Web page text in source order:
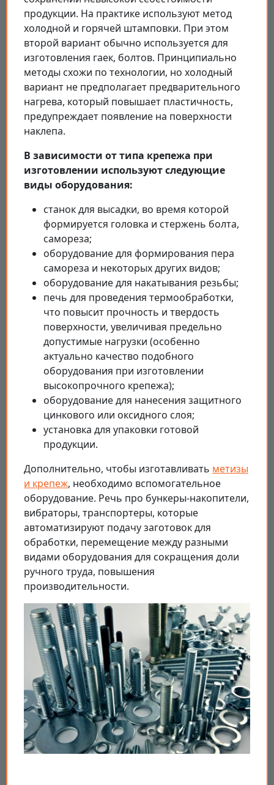
продукции. На практике используют метод
холодной и горячей штамповки. При этом
второй вариант обычно используется для
изготовления гаек, болтов. Принципиально
методы схожи по технологии, но холодный
вариант не предполагает предварительного
нагрева, который повышает пластичность,
предупреждает появление на поверхности
наклепа.
В зависимости от типа крепежа при
изготовлении используют следующие
виды оборудования:
станок для высадки, во время которой
формируется головка и стержень болта,
самореза;
оборудование для формирования пера
самореза и некоторых других видов;
оборудование для накатывания резьбы;
печь для проведения термообработки,
что повысит прочность и твердость
поверхности, увеличивая предельно
допустимые нагрузки (особенно
актуально качество подобного
оборудования при изготовлении
высокопрочного крепежа);
оборудование для нанесения защитного
цинкового или оксидного слоя;
установка для упаковки готовой
продукции.
Дополнительно, чтобы изготавливать метизы
и крепеж, необходимо вспомогательное
оборудование. Речь про бункеры-накопители,
вибраторы, транспортеры, которые
автоматизируют подачу заготовок для
обработки, перемещение между разными
видами оборудования для сокращения доли
ручного труда, повышения
производительности.